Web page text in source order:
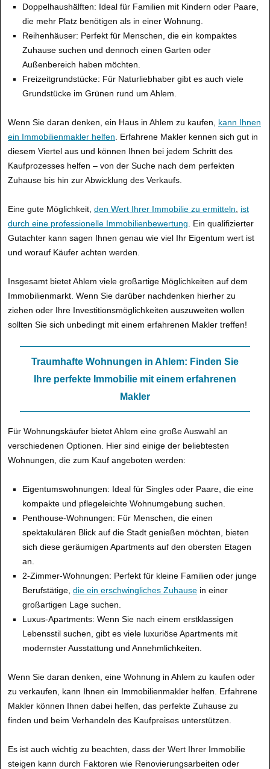
Doppelhaushälften: Ideal für Familien mit Kindern oder Paare,
die mehr Platz benötigen als in einer Wohnung.
Reihenhäuser: Perfekt für Menschen, die ein kompaktes
Zuhause suchen und dennoch einen Garten oder
Außenbereich haben möchten.
Freizeitgrundstücke: Für Naturliebhaber gibt es auch viele
Grundstücke im Grünen rund um Ahlem.
Wenn Sie daran denken, ein Haus in Ahlem zu kaufen, kann Ihnen
ein Immobilienmakler helfen . Erfahrene Makler kennen sich gut in
diesem Viertel aus und können Ihnen bei jedem Schritt des
Kaufprozesses helfen – von der Suche nach dem perfekten
Zuhause bis hin zur Abwicklung des Verkaufs.
Eine gute Möglichkeit, den Wert Ihrer Immobilie zu ermitteln
ist
durch eine professionelle Immobilienbewertung . Ein qualifizierter
Gutachter kann sagen Ihnen genau wie viel Ihr Eigentum wert ist
und worauf Käufer achten werden.
Insgesamt bietet Ahlem viele großartige Möglichkeiten auf dem
Immobilienmarkt. Wenn Sie darüber nachdenken hierher zu
ziehen oder Ihre Investitionsmöglichkeiten auszuweiten wollen
sollten Sie sich unbedingt mit einem erfahrenen Makler treffen!
Traumhafte Wohnungen in Ahlem: Finden Sie
Ihre perfekte Immobilie mit einem erfahrenen
Makler
Für Wohnungskäufer bietet Ahlem eine große Auswahl an
verschiedenen Optionen. Hier sind einige der beliebtesten
Wohnungen, die zum Kauf angeboten werden:
Eigentumswohnungen: Ideal für Singles oder Paare, die eine
kompakte und pflegeleichte Wohnumgebung suchen.
Penthouse-Wohnungen: Für Menschen, die einen
spektakulären Blick auf die Stadt genießen möchten, bieten
sich diese geräumigen Apartments auf den obersten Etagen
an.
2-Zimmer-Wohnungen: Perfekt für kleine Familien oder junge
Berufstätige, die ein erschwingliches Zuhause in einer
großartigen Lage suchen.
Luxus-Apartments: Wenn Sie nach einem erstklassigen
Lebensstil suchen, gibt es viele luxuriöse Apartments mit
modernster Ausstattung und Annehmlichkeiten.
Wenn Sie daran denken, eine Wohnung in Ahlem zu kaufen oder
zu verkaufen, kann Ihnen ein Immobilienmakler helfen. Erfahrene
Makler können Ihnen dabei helfen, das perfekte Zuhause zu
finden und beim Verhandeln des Kaufpreises unterstützen.
Es ist auch wichtig zu beachten, dass der Wert Ihrer Immobilie
steigen kann durch Faktoren wie Renovierungsarbeiten oder